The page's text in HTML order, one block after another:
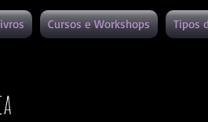
Cursos e Workshops Tipos